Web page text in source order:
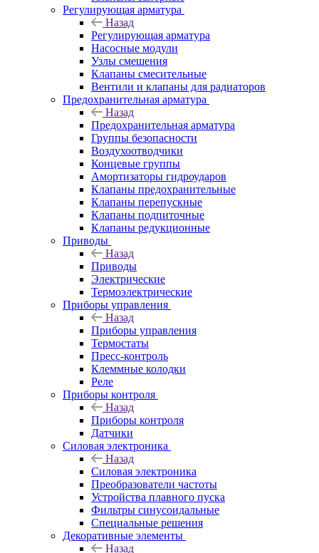
Регулирующая арматура
Назад
Регулирующая арматура
Насосные модули
Узлы смешения
Клапаны смесительные
Вентили и клапаны для радиаторов
Предохранительная арматура
Назад
Предохранительная арматура
Группы безопасности
Воздухоотводчики
Концевые группы
Амортизаторы гидроударов
Клапаны предохранительные
Клапаны перепускные
Клапаны подпиточные
Клапаны редукционные
Приводы
Назад
Приводы
Электрические
Термоэлектрические
Приборы управления
Назад
Приборы управления
Термостаты
Пресс-контроль
Клеммные колодки
Реле
Приборы контроля
Назад
Приборы контроля
Датчики
Силовая электроника
Назад
Силовая электроника
Преобразователи частоты
Устройства плавного пуска
Фильтры синусоидальные
Специальные решения
Декоративные элементы
Назад